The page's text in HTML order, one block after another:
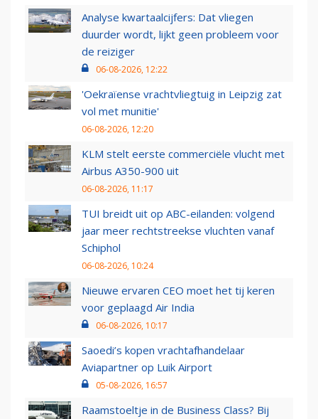
Analyse kwartaalcijfers: Dat vliegen
duurder wordt, lijkt geen probleem voor
de reiziger
06-08-2026, 12:22
'Oekraïense vrachtvliegtuig in Leipzig zat
vol met munitie'
06-08-2026, 12:20
KLM stelt eerste commerciële vlucht met
Airbus A350-900 uit
06-08-2026, 11:17
TUI breidt uit op ABC-eilanden: volgend
jaar meer rechtstreekse vluchten vanaf
Schiphol
06-08-2026, 10:24
Nieuwe ervaren CEO moet het tij keren
voor geplaagd Air India
06-08-2026, 10:17
Saoedi’s kopen vrachtafhandelaar
Aviapartner op Luik Airport
05-08-2026, 16:57
Raamstoeltje in de Business Class? Bij